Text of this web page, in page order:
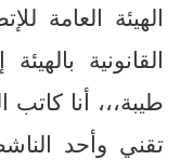
الهيئة العامة
القانونية
طيبة،،، أنا
تقني وأحد